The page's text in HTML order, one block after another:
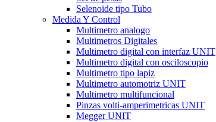
Selenoide tipo Tubo
Medida Y Control
Multimetro analogo
Multimetros Digitales
Multimetro digital con interfaz UNIT
Multimetro digital con osciloscopio
Multimetro tipo lapiz
Multimetro automotriz UNIT
Multimetro multifuncional
Pinzas volti-amperimetricas UNIT
Megger UNIT